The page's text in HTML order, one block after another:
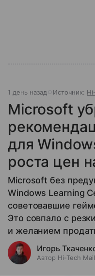
1 день назад Источник:
Microsoft
для
роста цен
Microsoft без
Windows Learning
советовавшие
Это совпало с
и желанием
Игорь
Автор Hi-Tech Mail